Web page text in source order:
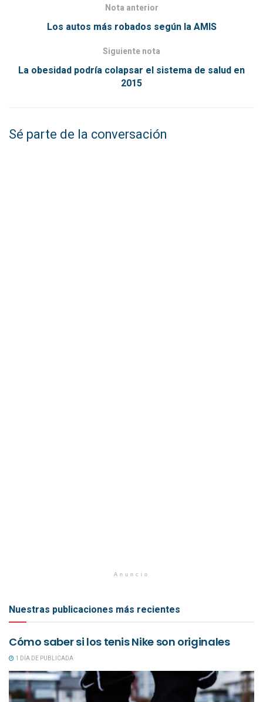
Nota anterior
Los autos más robados según la AMIS
Siguiente nota
La obesidad podría colapsar el sistema de salud en
2015
Sé parte de la conversación
Anuncio
Nuestras publicaciones más recientes
Cómo saber si los tenis Nike son originales
1 DÍA DE PUBLICADA